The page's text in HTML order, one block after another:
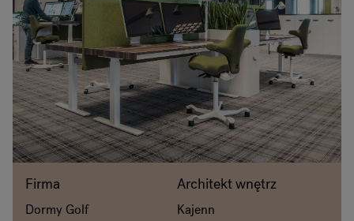
MARKI
BLOG
SKLEP
Inwestor
Firma
Dormy Golf
Architekt wnętrz
Kajenn